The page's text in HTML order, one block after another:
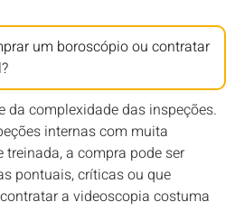
um boroscópio ou contratar
da complexidade das inspeções.
internas com muita
treinada, a compra pode ser
pontuais, críticas ou que
a videoscopia costuma